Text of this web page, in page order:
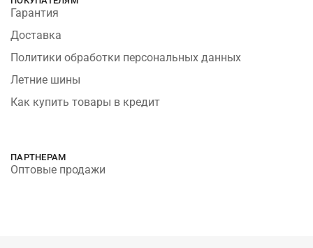
Гарантия
Доставка
Политики обработки персональных данных
Летние шины
Как купить товары в кредит
ПАРТНЕРАМ
Оптовые продажи